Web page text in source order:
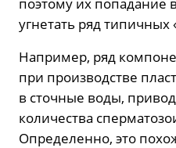
угнетать ряд
Например, ряд
при производстве
в сточные воды,
количества
Определенно, это